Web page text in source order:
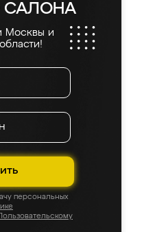
САЛОНА
Москвы и
персональных